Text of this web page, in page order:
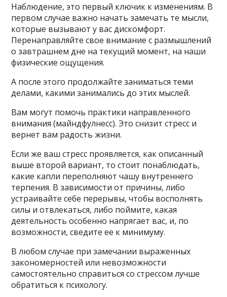
Наблюдение, это первый ключик к изменениям. В
первом случае важно начать замечать те мысли,
которые вызывают у вас дискомфорт.
Перенаправляйте свое внимание с размышлений
о завтрашнем дне на текущий момент, на наши
физические ощущения.
А после этого продолжайте заниматься теми
делами, какими занимались до этих мыслей.
Вам могут помочь практики направленного
внимания (майндфулнесс). Это снизит стресс и
вернет вам радость жизни.
Если же ваш стресс проявляется, как описанный
выше второй вариант, то стоит понаблюдать,
какие капли переполняют чашу внутреннего
терпения. В зависимости от причины, либо
устраивайте себе перерывы, чтобы восполнять
силы и отвлекаться, либо поймите, какая
деятельность особенно напрягает вас, и, по
возможности, сведите ее к минимуму.
В любом случае при замечании выраженных
закономерностей или невозможности
самостоятельно справиться со стрессом лучше
обратиться к психологу.